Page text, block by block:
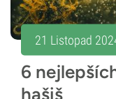
21 Listopad
6
hašiš